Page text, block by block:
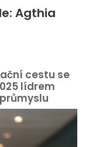
Agthia
cestu se
lídrem